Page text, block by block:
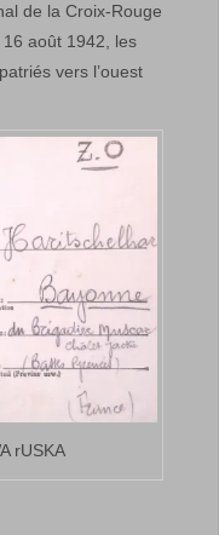
de la Croix-Rouge
août 1942, les
vers l’ouest
rUSKA